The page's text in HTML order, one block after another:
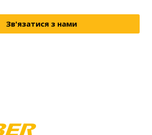
Зв'язатися з нами